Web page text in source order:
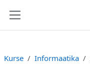
Kurse Informaatika